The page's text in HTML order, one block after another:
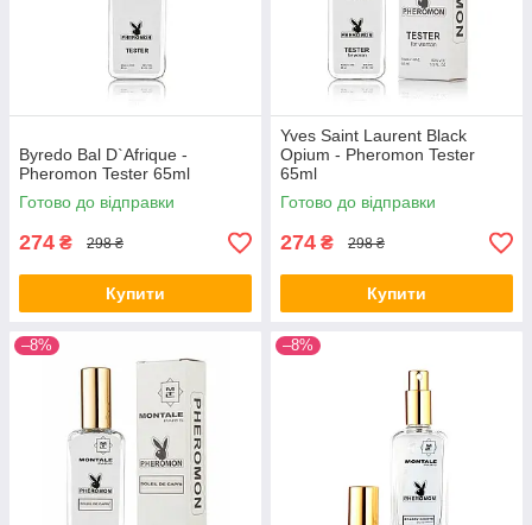
Byredo Bal D`Afrique -
Pheromon Tester 65ml
Готово до відправки
274 ₴ 298 ₴
Купити
Yves Saint Laurent Black
Opium - Pheromon Tester
65ml
Готово до відправки
274 ₴ 298 ₴
Купити
–8% –8%